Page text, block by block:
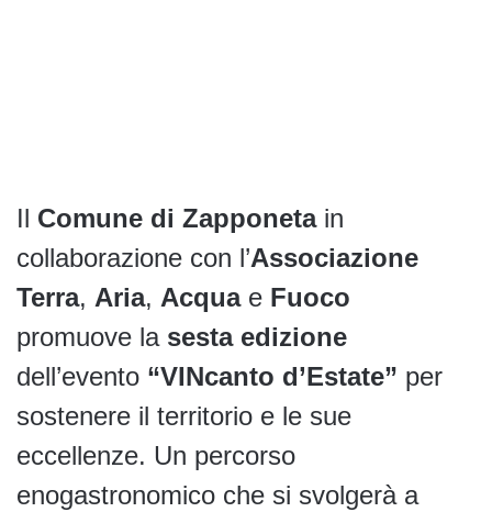
Il Comune di Zapponetain
collaborazione con l’Associazione
Terra, Aria, Acquae Fuoco
promuove la sesta edizione
dell’evento “VINcanto d’Estate” per
sostenere il territorio e le sue
eccellenze. Un percorso
enogastronomico che si svolgerà a